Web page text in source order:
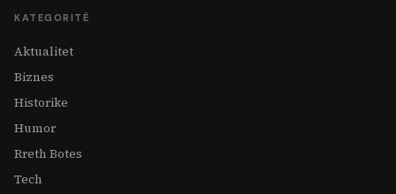
KATEGORITË
Aktualitet
Biznes
Historike
Humor
Rreth Botes
Tech